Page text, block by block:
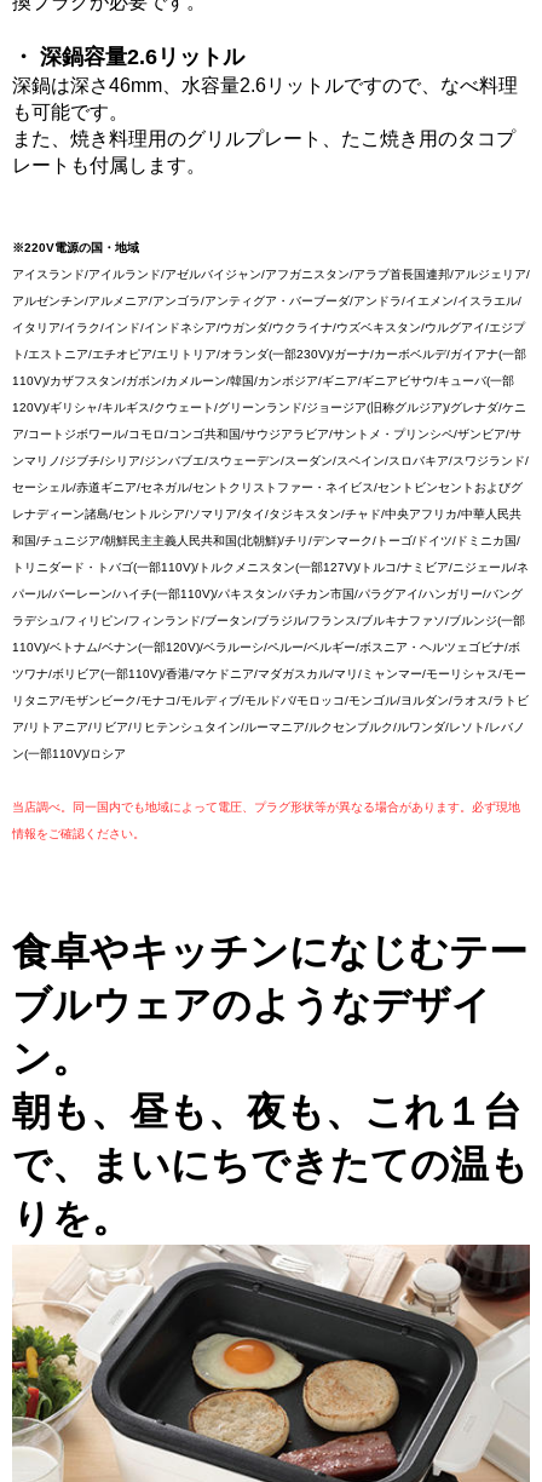
・ 深鍋容量2.6リットル
深鍋は深さ46mm、水容量2.6リットルですので、なべ料理
も可能です。
また、焼き料理用のグリルプレート、たこ焼き用のタコプ
レートも付属します。
※220V電源の国・地域
アイスランド/アイルランド/アゼルバイジャン/アフガニスタン/アラブ首長国連邦/アルジェリア/
アルゼンチン/アルメニア/アンゴラ/アンティグア・バーブーダ/アンドラ/イエメン/イスラエル/
イタリア/イラク/インド/インドネシア/ウガンダ/ウクライナ/ウズベキスタン/ウルグアイ/エジプ
ト/エストニア/エチオピア/エリトリア/オランダ(一部230V)/ガーナ/カーボベルデ/ガイアナ(一部
110V)/カザフスタン/ガボン/カメルーン/韓国/カンボジア/ギニア/ギニアビサウ/キューバ(一部
120V)/ギリシャ/キルギス/クウェート/グリーンランド/ジョージア(旧称グルジア)/グレナダ/ケニ
ア/コートジボワール/コモロ/コンゴ共和国/サウジアラビア/サントメ・プリンシペ/ザンビア/サ
ンマリノ/ジブチ/シリア/ジンバブエ/スウェーデン/スーダン/スペイン/スロバキア/スワジランド/
セーシェル/赤道ギニア/セネガル/セントクリストファー・ネイビス/セントビンセントおよびグ
レナディーン諸島/セントルシア/ソマリア/タイ/タジキスタン/チャド/中央アフリカ/中華人民共
和国/チュニジア/朝鮮民主主義人民共和国(北朝鮮)/チリ/デンマーク/トーゴ/ドイツ/ドミニカ国/
トリニダード・トバゴ(一部110V)/トルクメニスタン(一部127V)/トルコ/ナミビア/ニジェール/ネ
パール/バーレーン/ハイチ(一部110V)/パキスタン/バチカン市国/パラグアイ/ハンガリー/バング
ラデシュ/フィリピン/フィンランド/ブータン/ブラジル/フランス/ブルキナファソ/ブルンジ(一部
110V)/ベトナム/ベナン(一部120V)/ベラルーシ/ペルー/ベルギー/ボスニア・ヘルツェゴビナ/ボ
ツワナ/ボリビア(一部110V)/香港/マケドニア/マダガスカル/マリ/ミャンマー/モーリシャス/モー
リタニア/モザンビーク/モナコ/モルディブ/モルドバ/モロッコ/モンゴル/ヨルダン/ラオス/ラトビ
ア/リトアニア/リビア/リヒテンシュタイン/ルーマニア/ルクセンブルク/ルワンダ/レソト/レバノ
ン(一部110V)/ロシア
当店調べ。同一国内でも地域によって電圧、プラグ形状等が異なる場合があります。必ず現地
情報をご確認ください。
食卓やキッチンになじむテー
ブルウェアのようなデザイ
ン。
朝も、昼も、夜も、これ１台
で、まいにちできたての温も
りを。